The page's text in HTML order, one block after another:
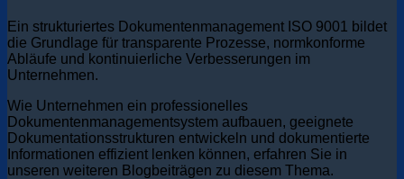
Ein strukturiertes Dokumentenmanagement ISO 9001 bildet
die Grundlage für transparente Prozesse, normkonforme
Abläufe und kontinuierliche Verbesserungen im
Unternehmen.
Wie Unternehmen ein professionelles
Dokumentenmanagementsystem aufbauen, geeignete
Dokumentationsstrukturen entwickeln und dokumentierte
Informationen effizient lenken können, erfahren Sie in
unseren weiteren Blogbeiträgen zu diesem Thema.